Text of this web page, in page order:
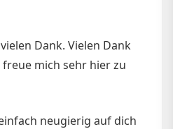
Dank. Vielen Dank
mich sehr hier zu
neugierig auf dich